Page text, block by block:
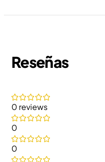
Reseñas
0 reviews
0
0